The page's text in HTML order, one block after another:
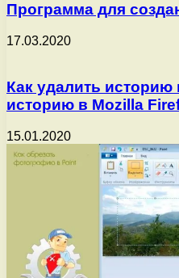
Программа для
17.03.2020
Как удалить историю
историю в Mozilla
15.01.2020